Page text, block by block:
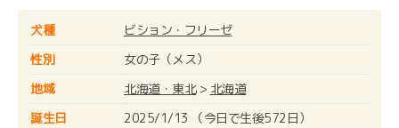
犬種
ビション・フリーゼ
性別
女の子（メス）
地域
北海道・東北> 北海道
誕生日
2025/1/13 （今日で生後572日）